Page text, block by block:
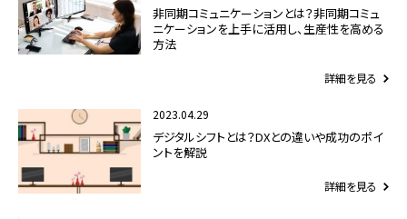
非同期コミュニケーションとは？非同期コミュ
ニケーションを上手に活用し、生産性を高める
方法
詳細を見る
2023.04.29
デジタルシフトとは？DXとの違いや成功のポイ
ントを解説
詳細を見る